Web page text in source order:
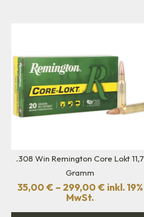
.308 Win Remington Core Lokt 11,7
Gramm
35,00 € – 299,00 € inkl. 19%
MwSt.